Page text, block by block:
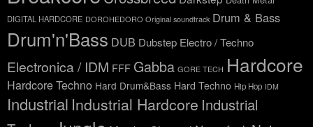
DIGITAL HARDCORE DOROHEDORO Original soundtrack Drum & Bass
Drum'n'Bass DUB Dubstep Electro / Techno
Electronica / IDM FFF Gabba GORE TECH Hardcore
Hardcore Techno Hard Drum&Bass Hard Techno Hip Hop IDM
Industrial Industrial Hardcore Industrial